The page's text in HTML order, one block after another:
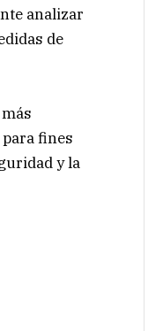
analizar
de
fines
y la